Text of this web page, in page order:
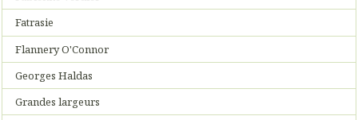
Fatrasie
Flannery O'Connor
Georges Haldas
Grandes largeurs